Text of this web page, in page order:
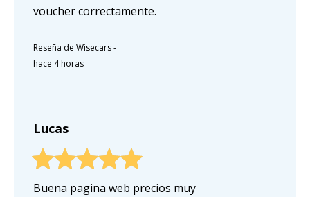
voucher correctamente.
Reseña de Wisecars-
hace 4 horas
Lucas
Buena pagina web precios muy